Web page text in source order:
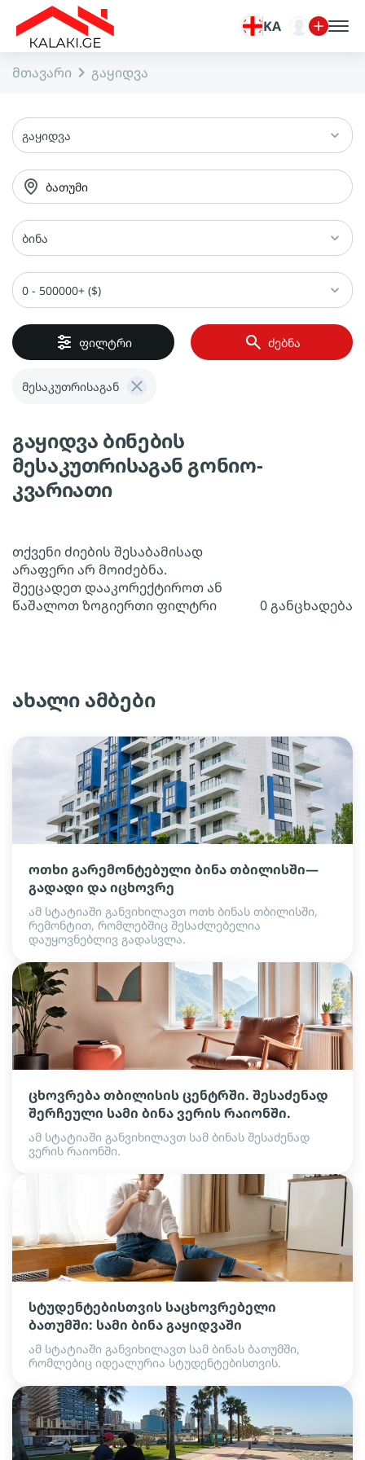
KA
მთავარი გაყიდვა
გაყიდვა
ბათუმი
ბინა
0 - 500000+ ($)
ფილტრი ძებნა
მესაკუთრისაგან
გაყიდვა ბინების
მესაკუთრისაგან გონიო-
კვარიათი
თქვენი ძიების შესაბამისად
არაფერი არ მოიძებნა.
შეეცადეთ დააკორექტიროთ ან
წაშალოთ ზოგიერთი ფილტრი
0 განცხადება
ახალი ამბები
ოთხი გარემონტებული ბინა თბილისში—
გადადი და იცხოვრე
ამ სტატიაში განვიხილავთ ოთხ ბინას თბილისში,
რემონტით, რომლებშიც შესაძლებელია
დაუყოვნებლივ გადასვლა.
ცხოვრება თბილისის ცენტრში. შესაძენად
შერჩეული სამი ბინა ვერის რაიონში.
ამ სტატიაში განვიხილავთ სამ ბინას შესაძენად
ვერის რაიონში.
სტუდენტებისთვის საცხოვრებელი
ბათუმში: სამი ბინა გაყიდვაში
ამ სტატიაში განვიხილავთ სამ ბინას ბათუმში,
რომლებიც იდეალურია სტუდენტებისთვის.